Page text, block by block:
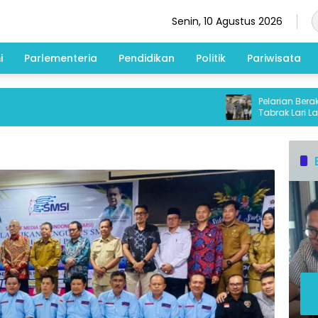
Senin, 10 Agustus 2026
Parlementeria Pendidikan Politik Pariwisata
Pelarian Berakhir di
Tabrak Lari Lansia